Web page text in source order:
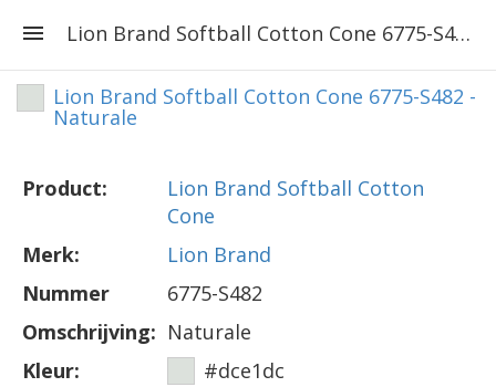
Lion Brand Softball Cotton Cone 6775-S482 - Naturale
Lion Brand Softball Cotton Cone 6775-S482 -
Naturale
Product:
Lion Brand Softball Cotton
Cone
Merk:
Lion Brand
Nummer
6775-S482
Omschrijving: Naturale
Kleur:
#dce1dc